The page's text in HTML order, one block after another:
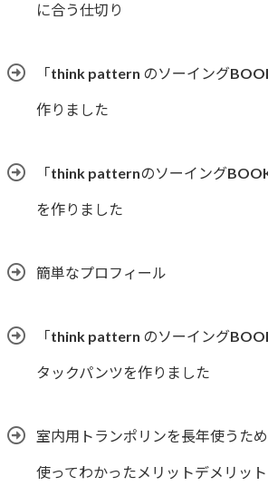
に合う仕切り
「think pattern のソーイング
作りました
「think patternのソーイング
を作りました
簡単なプロフィール
「think pattern のソーイング
タックパンツを作りました
室内用トランポリンを長年使うため
使ってわかったメリットデメリット